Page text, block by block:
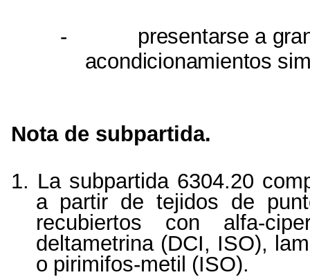
- presentarse a
acondicionamientos
Nota de subpartida.
1. La subpartida 6304.20
a partir de tejidos de
recubiertos
con
alfa-
deltametrina (DCI, ISO),
o pirimifos-metil (ISO).